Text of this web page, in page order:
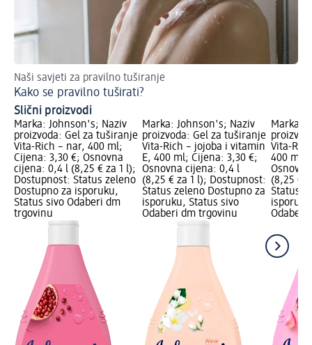
Naši savjeti za pravilno tuširanje
Kako se pravilno tuširati?
Slični proizvodi
Marka: Johnson's; Naziv
proizvoda: Gel za tuširanje
Vita-Rich – nar, 400 ml;
Cijena: 3,30 €; Osnovna
cijena: 0,4 l (8,25 € za 1 l);
Dostupnost: Status zeleno
Dostupno za isporuku,
Status sivo Odaberi dm
trgovinu
Marka: Johnson's; Naziv
proizvoda: Gel za tuširanje
Vita-Rich – jojoba i vitamin
E, 400 ml; Cijena: 3,30 €;
Osnovna cijena: 0,4 l
(8,25 € za 1 l); Dostupnost:
Status zeleno Dostupno za
isporuku, Status sivo
Odaberi dm trgovinu
Marka:
Vita-
400 ml;
(8,25 €
Status
Odaberi